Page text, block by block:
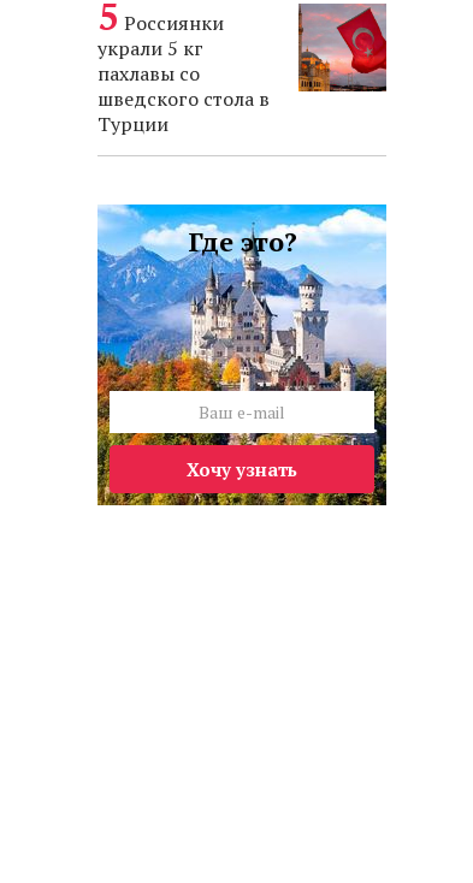
Россиянки
украли 5 кг
пахлавы со
шведского стола в
Турции
Где это?
Хочу узнать